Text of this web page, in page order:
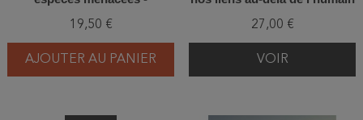
contrebande...
19,50 €
AJOUTER AU PANIER
27,00 €
VOIR